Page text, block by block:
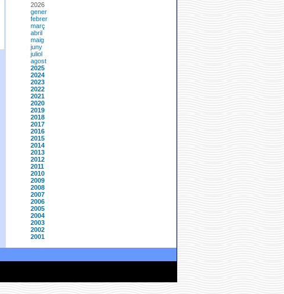
2026
gener
febrer
març
abril
maig
juny
juliol
agost
2025
2024
2023
2022
2021
2020
2019
2018
2017
2016
2015
2014
2013
2012
2011
2010
2009
2008
2007
2006
2005
2004
2003
2002
2001